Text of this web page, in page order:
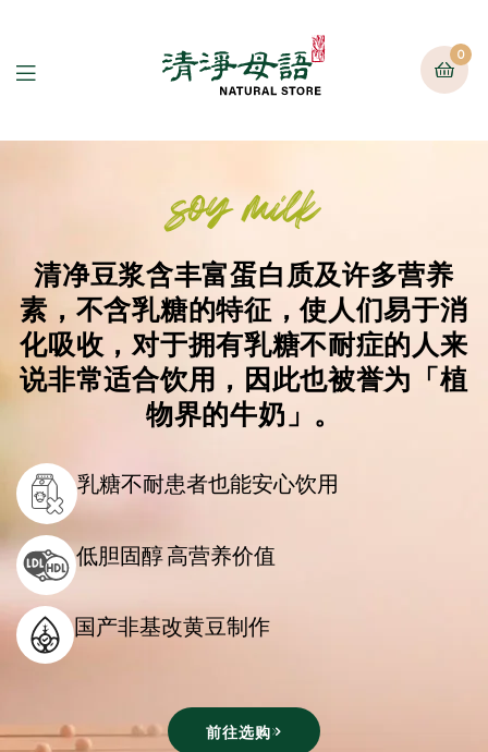
0
soy milk
清净豆浆含丰富蛋白质及许多营养
素，不含乳糖的特征，使人们易于消
化吸收，对于拥有乳糖不耐症的人来
说非常适合饮用，因此也被誉为「植
物界的牛奶」。
乳糖不耐患者也能安心饮用
低胆固醇 高营养价值
国产非基改黄豆制作
前往选购